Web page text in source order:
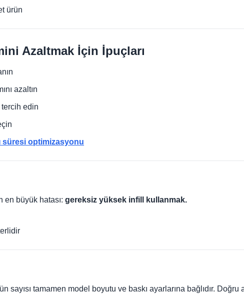
ürün
Azaltmak İçin İpuçları
azaltın
tercih edin
süresi optimizasyonu
en büyük hatası: gereksiz yüksek infill kullanmak.
sayısı tamamen model boyutu ve baskı ayarlarına bağlıdır.